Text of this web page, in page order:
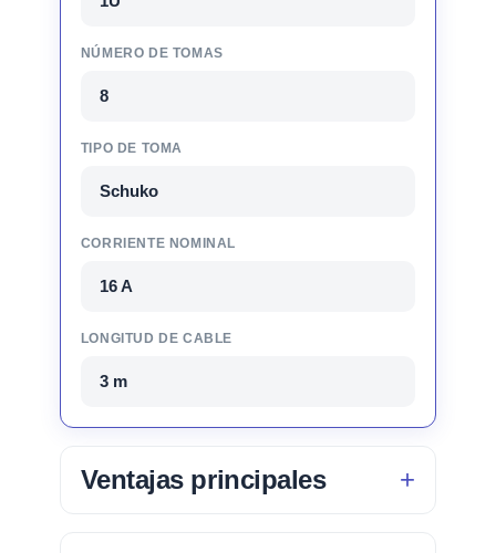
NÚMERO DE TOMAS
8
TIPO DE TOMA
Schuko
CORRIENTE NOMINAL
16 A
LONGITUD DE CABLE
3 m
Ventajas principales